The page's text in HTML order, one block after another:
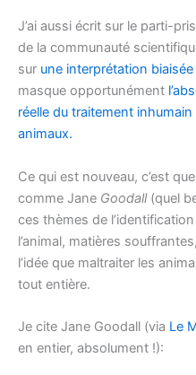
J’ai aussi écrit sur le parti-
de la communauté
sur une interprétation
masque opportunément
réelle du traitement
animaux.
Ce qui est nouveau, c’est
comme Jane Goodall(quel
ces thèmes de
l’animal, matières
l’idée que maltraiter les
tout entière.
Je cite Jane Goodall (via Le
en entier, absolument !):